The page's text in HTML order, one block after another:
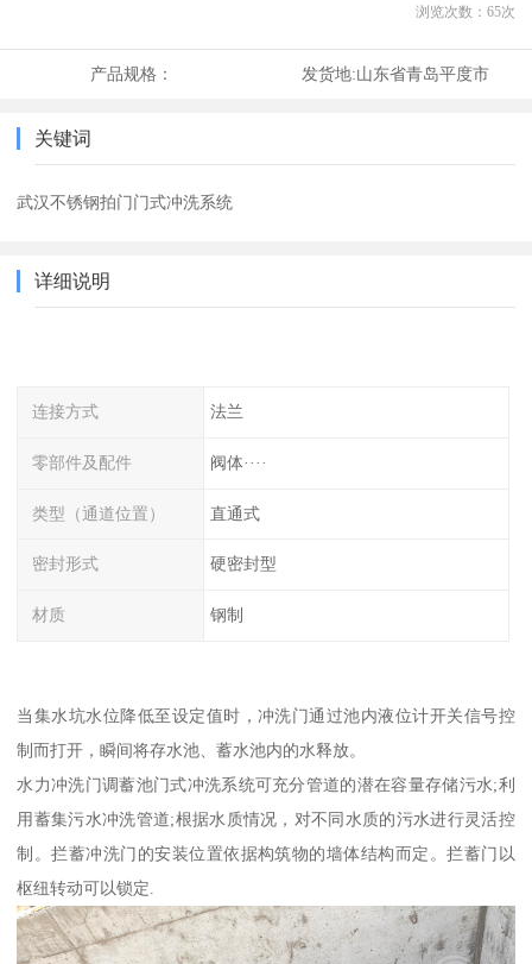
浏览次数： 65次
产品规格： 发货地:山东省青岛平度市
关键词
武汉不锈钢拍门门式冲洗系统
详细说明
连接方式 法兰
零部件及配件 阀体····
类型（通道位置） 直通式
密封形式 硬密封型
材质 钢制
当集水坑水位降低至设定值时，冲洗门通过池内液位计开关信号控
制而打开，瞬间将存水池、蓄水池内的水释放。
水力冲洗门调蓄池门式冲洗系统可充分管道的潜在容量存储污水;利
用蓄集污水冲洗管道;根据水质情况，对不同水质的污水进行灵活控
制。拦蓄冲洗门的安装位置依据构筑物的墙体结构而定。拦蓄门以
枢纽转动可以锁定.